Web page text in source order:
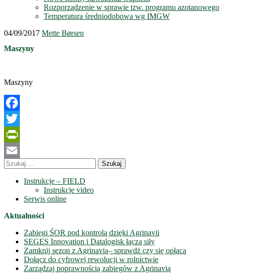
Rozporządzenie w sprawie tzw. programu azotanowego
Temperatura średniodobowa wg IMGW
04/09/2017 Mette Børsen
Maszyny
Maszyny
Facebook
Twitter
PrintFriendly
Email
Szukaj:
Instrukcje – FIELD
Instrukcje video
Serwis online
Aktualności
Zabiegi ŚOR pod kontrolą dzięki Agrinavii
SEGES Innovation i Datalogisk łączą siły
Zamknij sezon z Agrinavią– sprawdż czy się opłaca
Dołącz do cyfrowej rewolucji w rolnictwie
Zarządzaj poprawnością zabiegów z Agrinavią